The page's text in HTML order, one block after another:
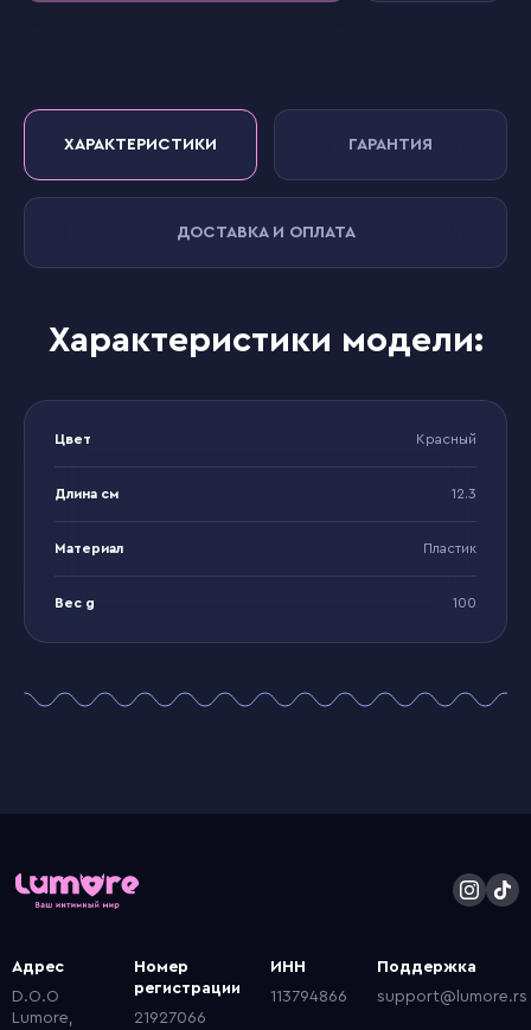
ХАРАКТЕРИСТИКИ ГАРАНТИЯ
ДОСТАВКА И ОПЛАТА
Характеристики модели:
Цвет Красный
Длина см 12.3
Материал Пластик
Вес g 100
Адрес
D.O.O
Lumore,
Номер
регистрации
21927066
ИНН
113794866
Поддержка
support@lumore.rs